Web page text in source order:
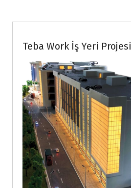
Teba Work İş Yeri Projesi